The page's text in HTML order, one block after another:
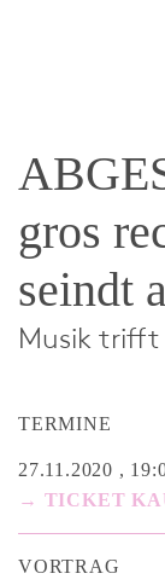
gros
seindt
Musik trifft
TERMINE
27.11.2020 ,
→ TICKET
VORTRAG